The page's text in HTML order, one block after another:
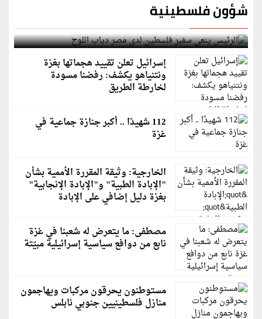
شؤون فلسطينية
الرئيس ينعى سفير فلسطين لدى مصر دياب اللوح
إسرائيل تعلن تقييد هجماتها بغزة
ونتنياهو يكشف: رفضنا مسودة
لخارطة الطريق
112 شهيدًا .. أكبر جنازة جماعية في
غزة
الخارجية: وثيقة المقررة الأممية بشأن
"الإبادة الطبية" و"الإبادة الإنجابية"
بغزة دليل إضافي على الإبادة
مصطفى: ما يتعرض له شعبنا في غزة
نابع من دوافع سياسية إسرائيلية مبيّتة
مستوطنون يحرقون مركبات ويهاجمون
منازل فلسطينيين جنوبي نابلس